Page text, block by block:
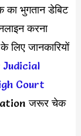
भुगतान डेबिट
करना
लिए जानकारियों
Judicial
Court
जरूर चेक